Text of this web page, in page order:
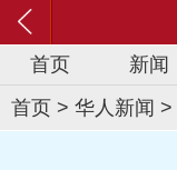
首页
新闻
首页 > 华人新闻 >